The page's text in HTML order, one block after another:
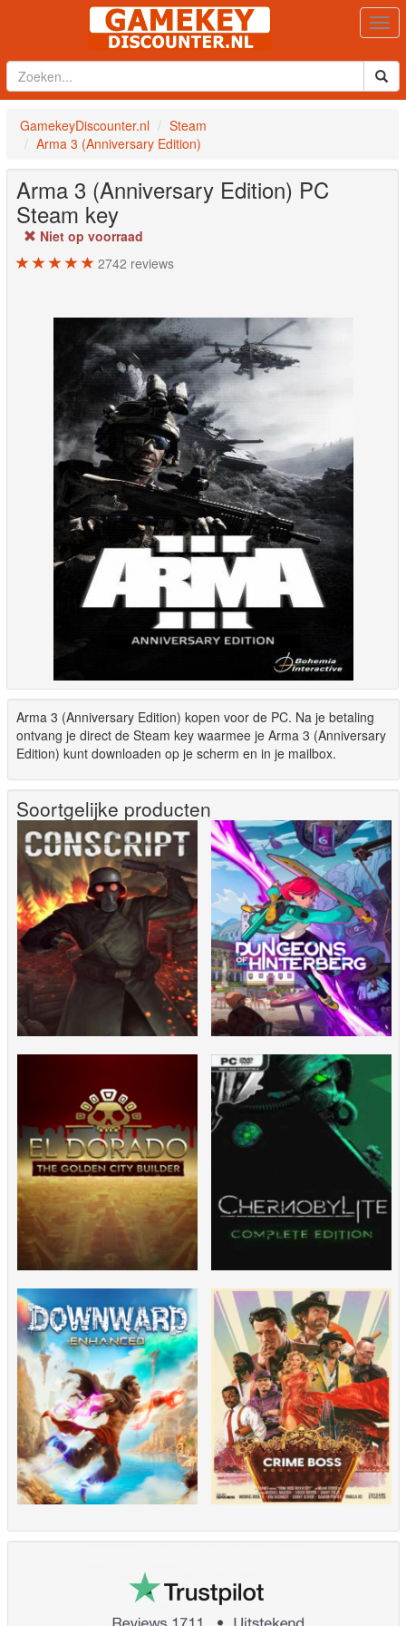
GamekeyDiscounter.nl
Steam
Arma 3 (Anniversary Edition)
Arma 3 (Anniversary Edition) PC
Steam key
Niet op voorraad
2742 reviews
Arma 3 (Anniversary Edition) kopen voor de PC. Na je betaling
ontvang je direct de Steam key waarmee je Arma 3 (Anniversary
Edition) kunt downloaden op je scherm en in je mailbox.
Soortgelijke producten